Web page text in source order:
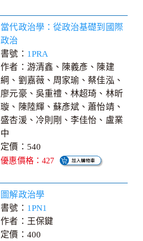
當代政治學：從政治基礎到國際
政治
書號： 1PRA
作者：游清鑫、陳義彥、陳建
綱、劉嘉薇、周家瑜、蔡佳泓、
廖元豪、吳重禮、林超琦、林昕
璇、陳陸輝、蘇彥斌、蕭怡靖、
盛杏湲、冷則剛、李佳怡、盧業
中
定價：540
優惠價格：427
圖解政治學
書號： 1PN1
作者：王保鍵
定價：400